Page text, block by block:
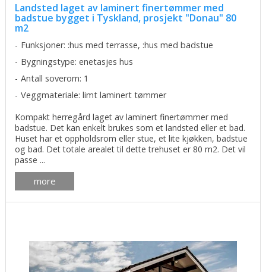
Landsted laget av laminert finertømmer med
badstue bygget i Tyskland, prosjekt "Donau" 80
m2
Funksjoner: :hus med terrasse, :hus med badstue
Bygningstype: enetasjes hus
Antall soverom: 1
Veggmateriale: limt laminert tømmer
Kompakt herregård laget av laminert finertømmer med
badstue. Det kan enkelt brukes som et landsted eller et bad.
Huset har et oppholdsrom eller stue, et lite kjøkken, badstue
og bad. Det totale arealet til dette trehuset er 80 m2. Det vil
passe ...
more